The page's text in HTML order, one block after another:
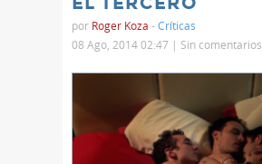
por Roger Koza -Críticas
08 Ago, 2014 02:47 | Sin comentarios